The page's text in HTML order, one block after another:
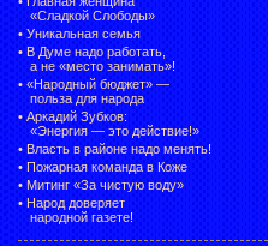
«Сладкой Слободы»
• Уникальная семья
• В Думе надо работать,
а не «место занимать»!
• «Народный бюджет» —
польза для народа
• Аркадий Зубков:
«Энергия — это действие!»
• Власть в районе надо менять!
• Пожарная команда в Коже
• Митинг «За чистую воду»
• Народ доверяет
народной газете!